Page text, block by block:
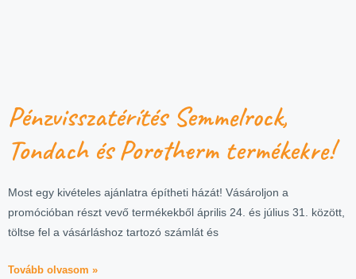
Pénzvisszatérítés Semmelrock,
Tondach és Porotherm termékekre!
Most egy kivételes ajánlatra építheti házát! Vásároljon a
promócióban részt vevő termékekből április 24. és július 31. között,
töltse fel a vásárláshoz tartozó számlát és
Tovább olvasom »